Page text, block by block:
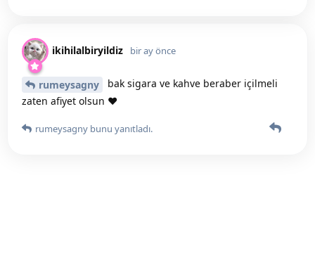
ikihilalbiryildiz bir ay önce
rumeysagny
bak sigara ve kahve beraber içilmeli
zaten afiyet olsun ♥️
rumeysagny bunu yanıtladı.